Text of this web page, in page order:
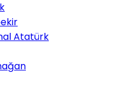
Atatürk